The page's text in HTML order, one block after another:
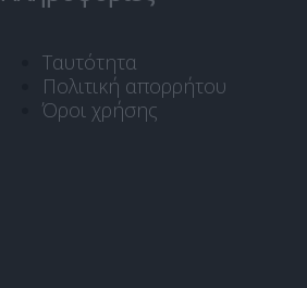
Ταυτότητα
Πολιτική απορρήτου
Όροι χρήσης